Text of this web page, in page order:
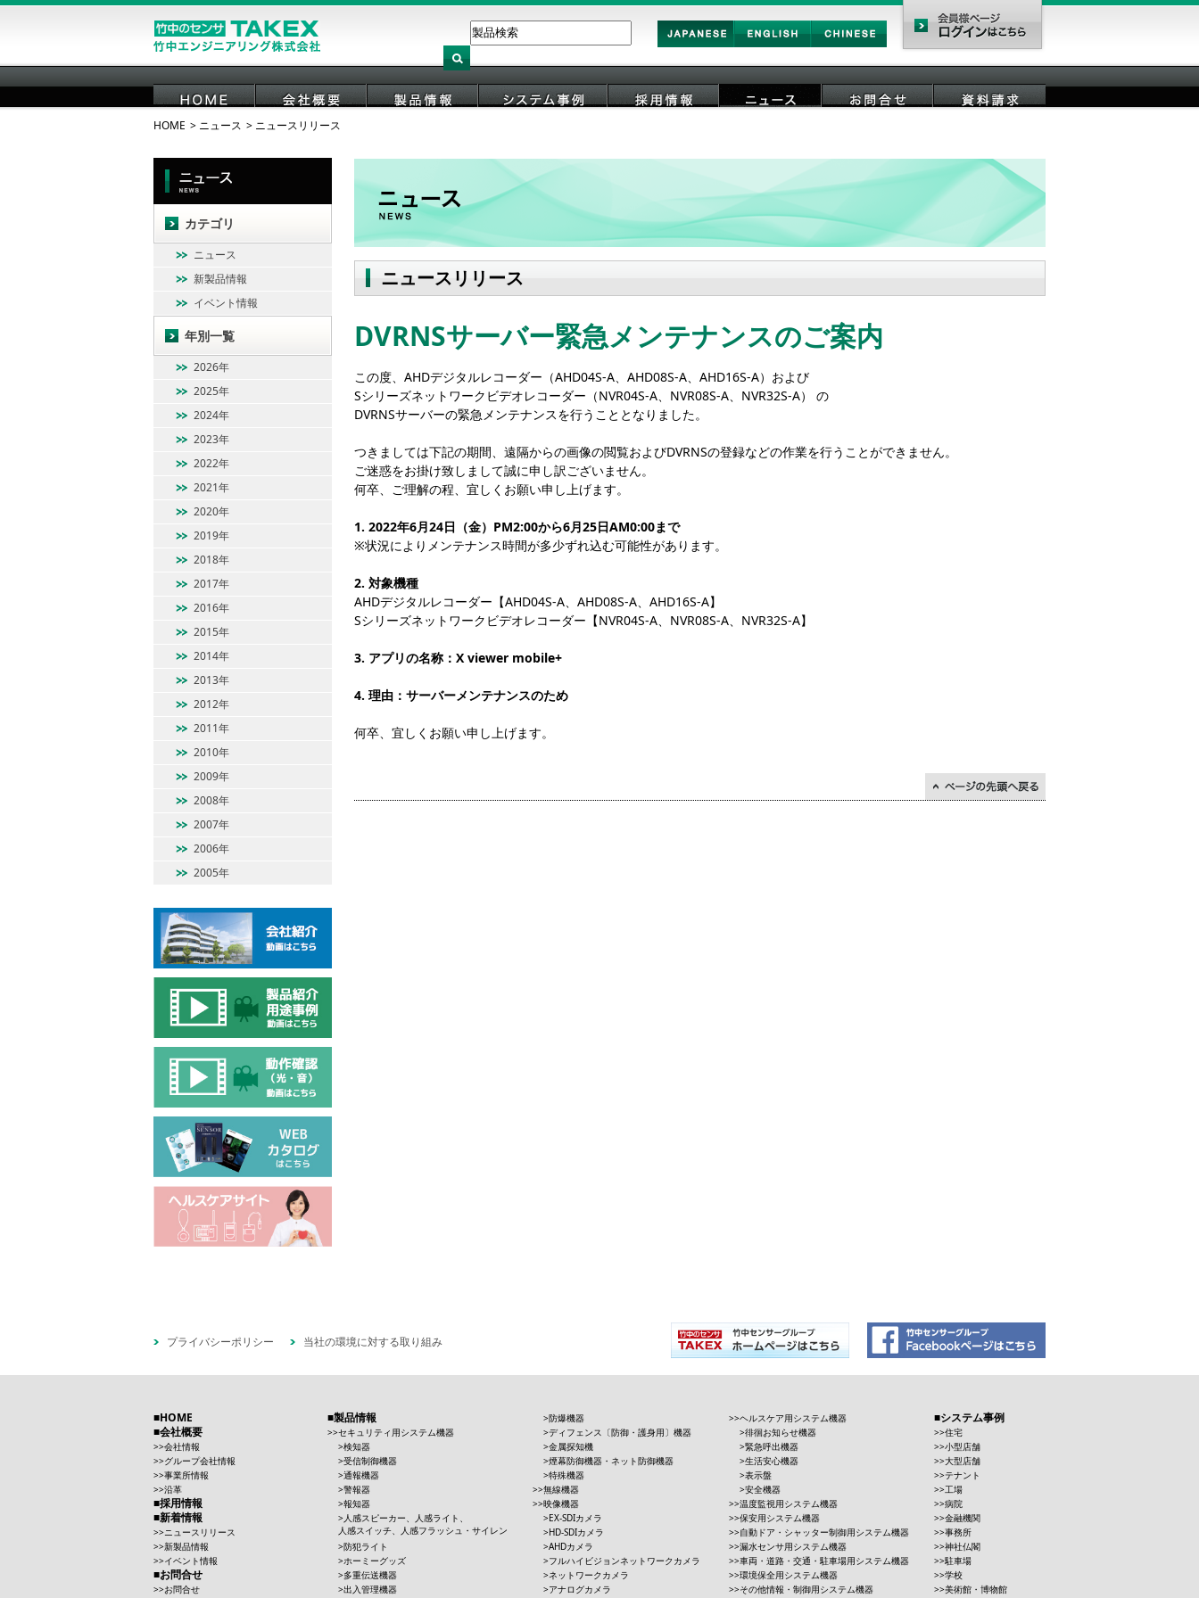
Japan English Chinese
会員様ページ
HOME 会社概要
HOME ニュース ニュースリリース
ニュースリリース
DVRNSサーバー緊急メンテナンスのご案内
この度、AHDデジタルレコーダー（AHD04S-A、AHD08S-A、AHD16S-A）および
Sシリーズネットワークビデオレコーダー（NVR04S-A、NVR08S-A、NVR32S-A） の
DVRNSサーバーの緊急メンテナンスを行うこととなりました。
つきましては下記の期間、遠隔からの画像の閲覧およびDVRNSの登録などの作業を行うことができません。
ご迷惑をお掛け致しまして誠に申し訳ございません。
何卒、ご理解の程、宜しくお願い申し上げます。
1. 2022年6月24日（金）PM2:00から6月25日AM0:00まで
※状況によりメンテナンス時間が多少ずれ込む可能性があります。
2. 対象機種
AHDデジタルレコーダー【AHD04S-A、AHD08S-A、AHD16S-A】
Sシリーズネットワークビデオレコーダー【NVR04S-A、NVR08S-A、NVR32S-A】
3. アプリの名称：X viewer mobile+
4. 理由：サーバーメンテナンスのため
何卒、宜しくお願い申し上げます。
カテゴリ
ニュース
新製品情報
イベント情報
年別一覧
2026年
2025年
2024年
2023年
2022年
2021年
2020年
2019年
2018年
2017年
2016年
2015年
2014年
2013年
2012年
2011年
2010年
2009年
2008年
2007年
2006年
2005年
プライバシーポリシー 当社の環境に対する取り組み
HOME
会社概要
会社情報
グループ会社情報
事業所情報
沿革
採用情報
新着情報
ニュースリリース
新製品情報
イベント情報
お問合せ
お問合せ
製品情報
セキュリティ用システム機器
検知器
受信制御機器
通報機器
警報器
報知器
人感スピーカー、人感ライト、
人感スイッチ、人感フラッシュ・サイレン
防犯ライト
ホーミーグッズ
多重伝送機器
出入管理機器
防爆機器
ディフェンス〔防御・護身用〕機器
金属探知機
煙幕防御機器・ネット防御機器
特殊機器
無線機器
映像機器
EX-SDIカメラ
HD-SDIカメラ
AHDカメラ
フルハイビジョンネットワークカメラ
ネットワークカメラ
アナログカメラ
ヘルスケア用システム機器
徘徊お知らせ機器
緊急呼出機器
生活安心機器
表示盤
安全機器
温度監視用システム機器
保安用システム機器
自動ドア・シャッター制御用システム機器
漏水センサ用システム機器
車両・道路・交通・駐車場用システム機器
環境保全用システム機器
その他情報・制御用システム機器
システム事例
住宅
小型店舗
大型店舗
テナント
工場
病院
金融機関
事務所
神社仏閣
駐車場
学校
美術館・博物館